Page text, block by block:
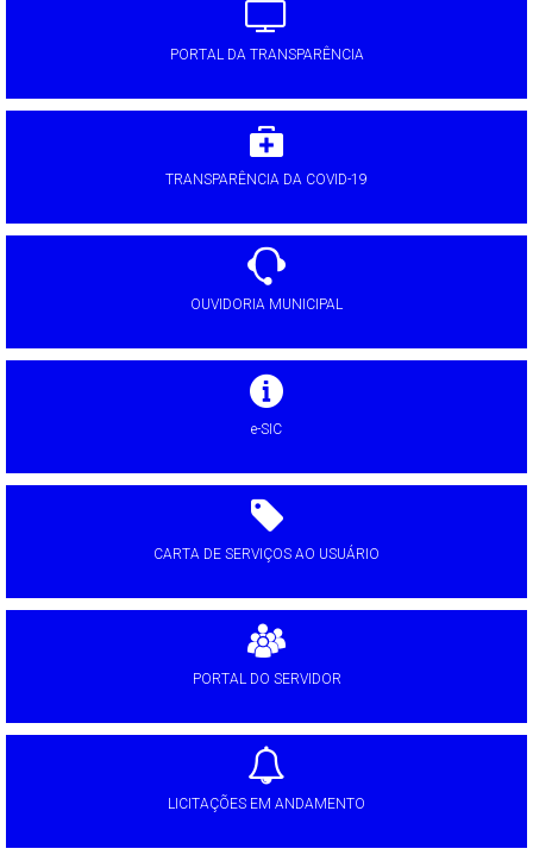
PORTAL DA TRANSPARÊNCIA
TRANSPARÊNCIA DA COVID-19
OUVIDORIA MUNICIPAL
e-SIC
CARTA DE SERVIÇOS AO USUÁRIO
PORTAL DO SERVIDOR
LICITAÇÕES EM ANDAMENTO